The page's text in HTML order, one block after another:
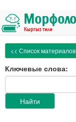
навигацию
<< Список материалов
Ключевые слова: